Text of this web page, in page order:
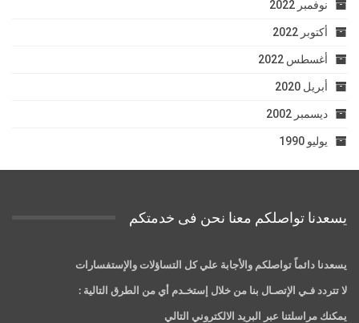
نوفمبر 2022
أكتوبر 2022
أغسطس 2022
أبريل 2020
ديسمبر 2002
يوليو 1990
يسعدنا تواصلكم معنا نحن فى خدمتكم
يسعدنا دائماً تواصلكم والأجابة علي كل التساؤلات والإستفسارات
لا تتردد فـي الإتصـال بنا من خلال إستخـدم أي من الطرق التالية :
يمكنك مراسلتنا عبر البريد الالكتروني التالي